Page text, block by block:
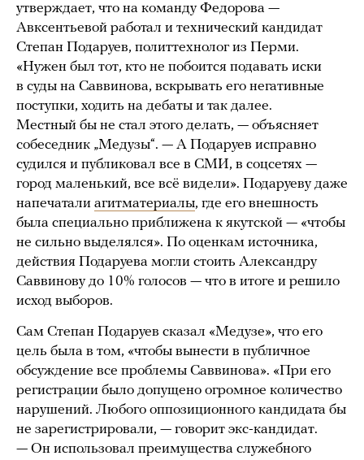
утверждает, что на команду Федорова —
Авксентьевой работал и технический кандидат
Степан Подаруев, политтехнолог из Перми.
«Нужен был тот, кто не побоится подавать иски
в суды на Саввинова, вскрывать его негативные
поступки, ходить на дебаты и так далее.
Местный бы не стал этого делать, — объясняет
собеседник „Медузы“. — А Подаруев исправно
судился и публиковал все в СМИ, в соцсетях —
город маленький, все всё видели». Подаруеву даже
напечатали агитматериалы, где его внешность
была специально приближена к якутской — «чтобы
не сильно выделялся». По оценкам источника,
действия Подаруева могли стоить Александру
Саввинову до 10% голосов — что в итоге и решило
исход выборов.
Сам Степан Подаруев сказал «Медузе», что его
цель была в том, «чтобы вынести в публичное
обсуждение все проблемы Саввинова». «При его
регистрации было допущено огромное количество
нарушений. Любого оппозиционного кандидата бы
не зарегистрировали, — говорит экс-кандидат.
— Он использовал преимущества служебного